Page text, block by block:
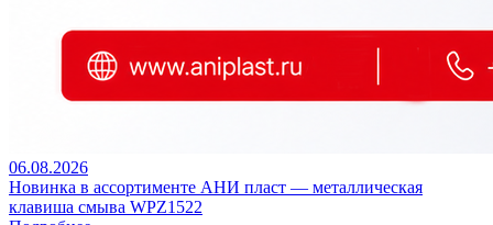
06.08.2026
Новинка в ассортименте АНИ пласт — металлическая
клавиша смыва WPZ1522